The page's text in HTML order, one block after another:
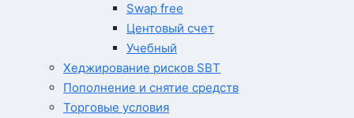
Swap free
Центовый счет
Учебный
Хеджирование рисков SBT
Пополнение и снятие средств
Торговые условия